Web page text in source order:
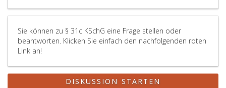
Sie können zu § 31c KSchG eine Frage stellen oder
beantworten. Klicken Sie einfach den nachfolgenden roten
Link an!
DISKUSSION STARTEN